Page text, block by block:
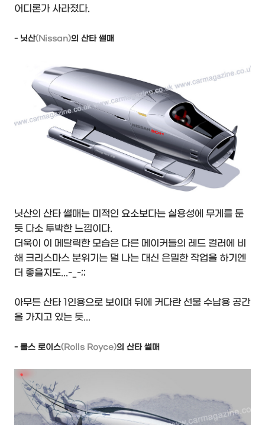
어디론가 사라졌다.
- 닛산(Nissan)의 산타 썰매
닛산의 산타 썰매는 미적인 요소보다는 실용성에 무게를 둔
듯 다소 투박한 느낌이다.
더욱이 이 메탈릭한 모습은 다른 메이커들의 레드 컬러에 비
해 크리스마스 분위기는 덜 나는 대신 은밀한 작업을 하기엔
더 좋을지도...-_-;;
아무튼 산타 1인용으로 보이며 뒤에 커다란 선물 수납용 공간
을 가지고 있는 듯...
- 롤스 로이스(Rolls Royce)의 산타 썰매